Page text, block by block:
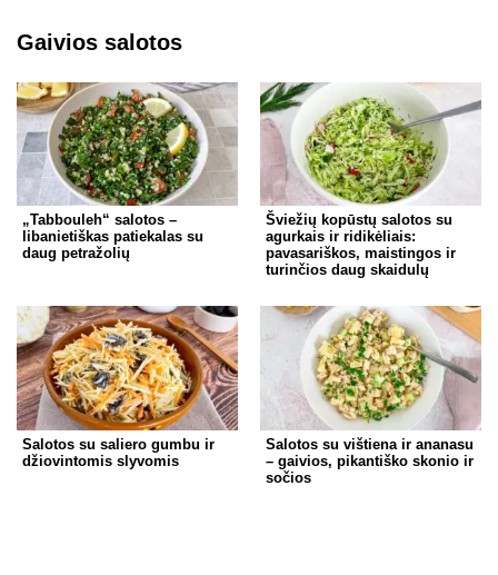
Gaivios salotos
„Tabbouleh“ salotos –
libanietiškas patiekalas su
daug petražolių
Šviežių kopūstų salotos su
agurkais ir ridikėliais:
pavasariškos, maistingos ir
turinčios daug skaidulų
Salotos su saliero gumbu ir
džiovintomis slyvomis
Salotos su vištiena ir ananasu
– gaivios, pikantiško skonio ir
sočios